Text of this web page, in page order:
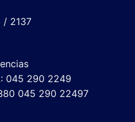
/ 2137
045 290 2249
045 290 22497